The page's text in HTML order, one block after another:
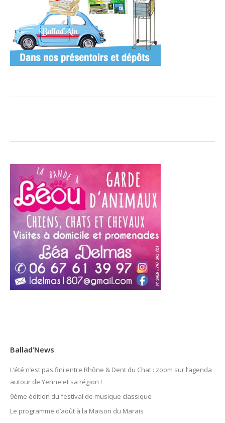
Ballad’News
L’été n’est pas fini entre Rhône & Dent du Chat : zoom sur l’agenda
autour de Yenne et sa région !
9ème édition du festival de musique classique
Le programme d’août à la Maison du Marais